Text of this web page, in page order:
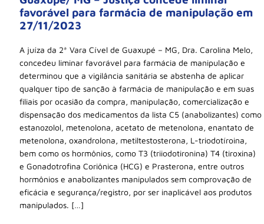
favorável para farmácia de manipulação em
27/11/2023
A juíza da 2ª Vara Cível de Guaxupé – MG, Dra. Carolina Melo,
concedeu liminar favorável para farmácia de manipulação e
determinou que a vigilância sanitária se abstenha de aplicar
qualquer tipo de sanção à farmácia de manipulação e em suas
filiais por ocasião da compra, manipulação, comercialização e
dispensação dos medicamentos da lista C5 (anabolizantes) como
estanozolol, metenolona, acetato de metenolona, enantato de
metenolona, oxandrolona, metiltestosterona, L-triodotíroina,
bem como os hormônios, como T3 (triiodotironina) T4 (tiroxina)
e Gonadotrofina Coriônica (HCG) e Prasterona, entre outros
hormônios e anabolizantes manipulados sem comprovação de
eficácia e segurança/registro, por ser inaplicável aos produtos
manipulados. […]